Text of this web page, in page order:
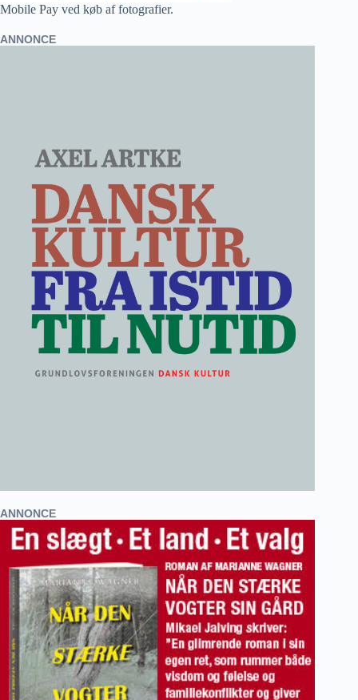
Mobile Pay ved køb af fotografier.
ANNONCE
ANNONCE